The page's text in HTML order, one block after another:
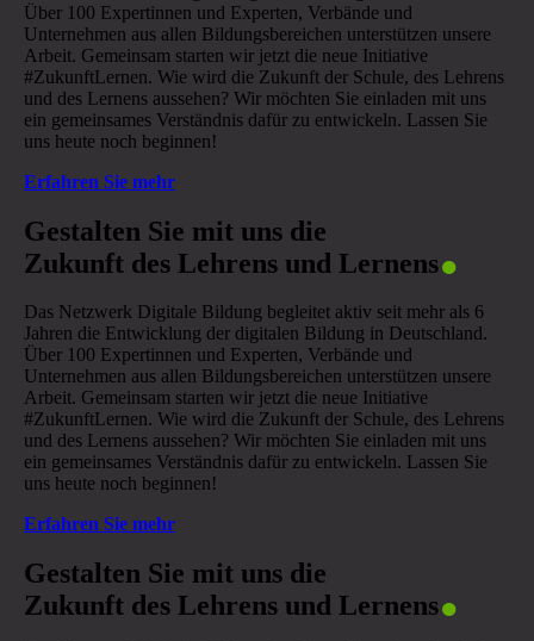
Über 100 Expertinnen und Experten, Verbände und
Unternehmen aus allen Bildungsbereichen unterstützen unsere
Arbeit. Gemeinsam starten wir jetzt die neue Initiative
#ZukunftLernen. Wie wird die Zukunft der Schule, des Lehrens
und des Lernens aussehen? Wir möchten Sie einladen mit uns
ein gemeinsames Verständnis dafür zu entwickeln. Lassen Sie
uns heute noch beginnen!
Erfahren Sie mehr
Gestalten Sie mit uns die
Zukunft des Lehrens und Lernens.
Das Netzwerk Digitale Bildung begleitet aktiv seit mehr als 6
Jahren die Entwicklung der digitalen Bildung in Deutschland.
Über 100 Expertinnen und Experten, Verbände und
Unternehmen aus allen Bildungsbereichen unterstützen unsere
Arbeit. Gemeinsam starten wir jetzt die neue Initiative
#ZukunftLernen. Wie wird die Zukunft der Schule, des Lehrens
und des Lernens aussehen? Wir möchten Sie einladen mit uns
ein gemeinsames Verständnis dafür zu entwickeln. Lassen Sie
uns heute noch beginnen!
Erfahren Sie mehr
Gestalten Sie mit uns die
Zukunft des Lehrens und Lernens.